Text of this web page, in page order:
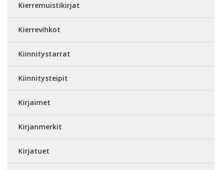
Kierremuistikirjat
Kierrevihkot
Kiinnitystarrat
Kiinnitysteipit
Kirjaimet
Kirjanmerkit
Kirjatuet